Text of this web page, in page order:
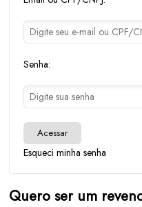
Senha:
Acessar
Esqueci minha senha
Quero ser um